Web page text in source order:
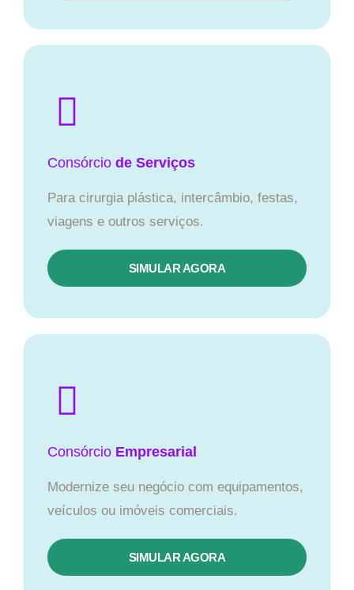
Consórcio de Serviços
Para cirurgia plástica, intercâmbio, festas,
viagens e outros serviços.
SIMULAR AGORA
Consórcio Empresarial
Modernize seu negócio com equipamentos,
veículos ou imóveis comerciais.
SIMULAR AGORA